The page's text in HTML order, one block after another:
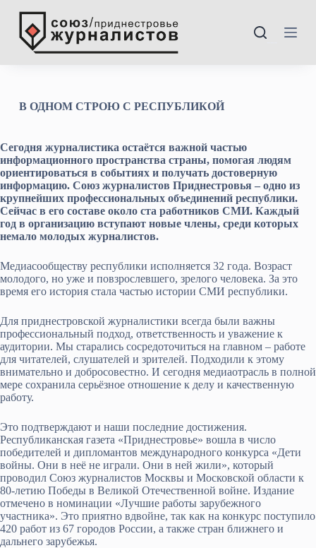
П
р
к
и
В ОДНОМ СТРОЮ С РЕСПУБЛИКОЙ
Сегодня журналистика остаётся важной частью
информационного пространства страны, помогая людям
ориентироваться в событиях и получать достоверную
информацию. Союз журналистов Приднестровья – одно из
крупнейших профессиональных объединений республики.
Сейчас в его составе около ста работников СМИ. Каждый
год в организацию вступают новые члены, среди которых
немало молодых журналистов.
Медиасообществу республики исполняется 32 года. Возраст
молодого, но уже и повзрослевшего, зрелого человека. За это
время его история стала частью истории СМИ республики.
Для приднестровской журналистики всегда были важны
профессиональный подход, ответственность и уважение к
аудитории. Мы старались сосредоточиться на главном – работе
для читателей, слушателей и зрителей. Подходили к этому
внимательно и добросовестно. И сегодня медиаотрасль в полной
мере сохранила серьёзное отношение к делу и качественную
работу.
Это подтверждают и наши последние достижения.
Республиканская газета «Приднестровье» вошла в число
победителей и дипломантов международного конкурса «Дети
войны. Они в неё не играли. Они в ней жили», который
проводил Союз журналистов Москвы и Московской области к
80-летию Победы в Великой Отечественной войне. Издание
отмечено в номинации «Лучшие работы зарубежного
участника». Это приятно вдвойне, так как на конкурс поступило
420 работ из 67 городов России, а также стран ближнего и
дальнего зарубежья.